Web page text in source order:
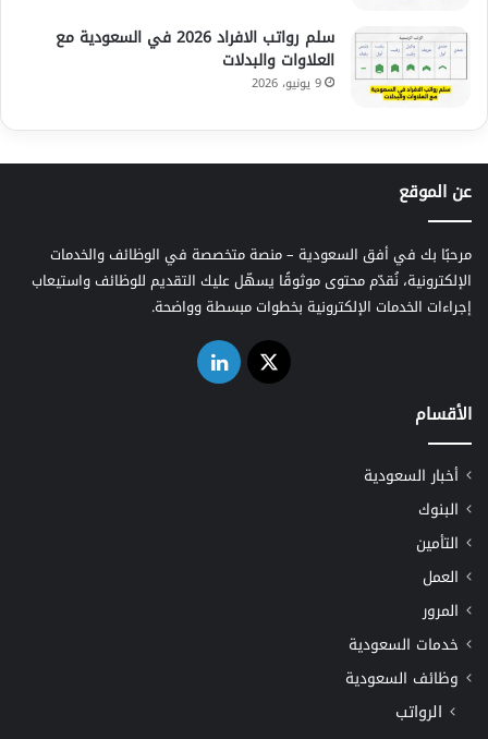
سلم رواتب الافراد 2026 في السعودية مع
العلاوات والبدلات
9 يونيو، 2026
عن الموقع
مرحبًا بك في أفق السعودية – منصة متخصصة في الوظائف والخدمات
الإلكترونية، نُقدّم محتوى موثوقًا يسهّل عليك التقديم للوظائف واستيعاب
إجراءات الخدمات الإلكترونية بخطوات مبسطة وواضحة.
‫X لينكدإن
الأقسام
أخبار السعودية
البنوك
التأمين
العمل
المرور
خدمات السعودية
وظائف السعودية
الرواتب